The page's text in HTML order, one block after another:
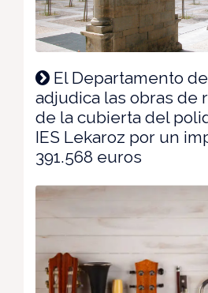
El Departamento
adjudica las obras de
de la cubierta del
IES Lekaroz por un
391.568 euros